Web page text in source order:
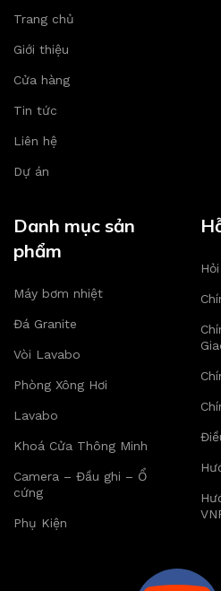
Trang chủ
Giới thiệu
Cửa hàng
Tin tức
Liên hệ
Dự án
Danh mục sản
phẩm
Máy bơm nhiệt
Đá Granite
Vòi Lavabo
Phòng Xông Hơi
Lavabo
Khoá Cửa Thông Minh
Camera – Đầu ghi – Ổ
cứng
Phụ Kiện